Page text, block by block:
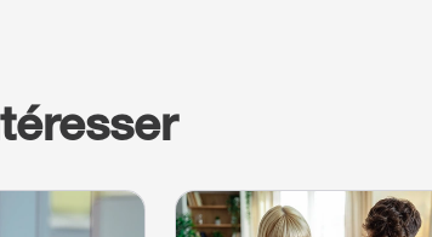
Continuer à lire